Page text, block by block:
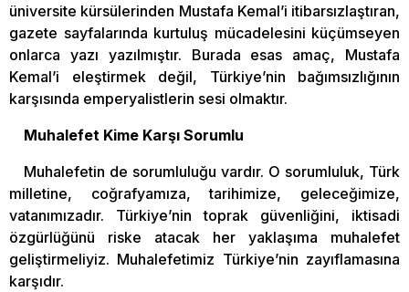
üniversite kürsülerinden Mustafa Kemal’i itibarsızlaştıran,
gazete sayfalarında kurtuluş mücadelesini küçümseyen
onlarca yazı yazılmıştır. Burada esas amaç, Mustafa
Kemal’i eleştirmek değil, Türkiye’nin bağımsızlığının
karşısında emperyalistlerin sesi olmaktır.
Muhalefet Kime Karşı Sorumlu
Muhalefetin de sorumluluğu vardır. O sorumluluk, Türk
milletine, coğrafyamıza, tarihimize, geleceğimize,
vatanımızadır. Türkiye’nin toprak güvenliğini, iktisadi
özgürlüğünü riske atacak her yaklaşıma muhalefet
geliştirmeliyiz. Muhalefetimiz Türkiye’nin zayıflamasına
karşıdır.